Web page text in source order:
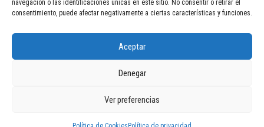
navegación o las identificaciones únicas en este sitio. No consentir o retirar el
consentimiento, puede afectar negativamente a ciertas características y funciones.
Aceptar
Denegar
Ver preferencias
Contacto
© 2026 Transportadores industriales en España | Cintas y soluciones